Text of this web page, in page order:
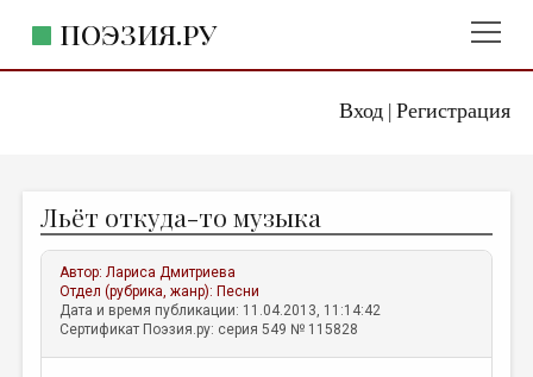
Вход| Регистрация
ПОЭЗИЯ.РУ
ЖАНРЫ
АВТОРЫ
КОММЕНТАРИИ
ЛИТСАЛОН
Льёт откуда-то музыка
Автор:Лариса Дмитриева
Отдел (рубрика, жанр): Песни
Дата и время публикации: 11.04.2013, 11:14:42
Сертификат Поэзия.ру: серия 549 № 115828